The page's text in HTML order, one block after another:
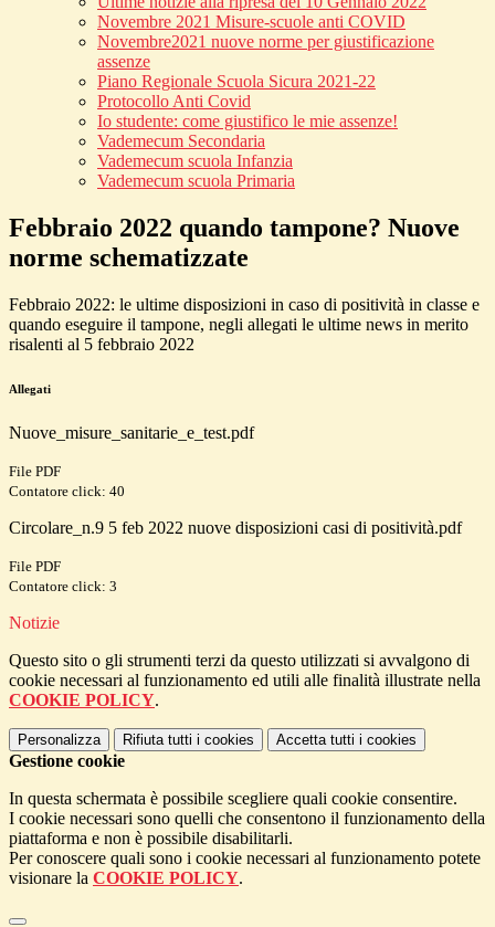
Novembre 2021 Misure-scuole anti COVID
Novembre2021 nuove norme per giustificazione
assenze
Piano Regionale Scuola Sicura 2021-22
Protocollo Anti Covid
Io studente: come giustifico le mie assenze!
Vademecum Secondaria
Vademecum scuola Infanzia
Vademecum scuola Primaria
Febbraio 2022 quando tampone? Nuove
norme schematizzate
Febbraio 2022: le ultime disposizioni in caso di positività in classe e
quando eseguire il tampone, negli allegati le ultime news in merito
risalenti al 5 febbraio 2022
Allegati
Nuove_misure_sanitarie_e_test.pdf
File PDF
Contatore click: 40
Circolare_n.9 5 feb 2022 nuove disposizioni casi di positività.pdf
File PDF
Contatore click: 3
Notizie
Questo sito o gli strumenti terzi da questo utilizzati si avvalgono di
cookie necessari al funzionamento ed utili alle finalità illustrate nella
COOKIE POLICY.
Personalizza Rifiuta tutti i cookies Accetta tutti i cookies
Gestione cookie
In questa schermata è possibile scegliere quali cookie consentire.
I cookie necessari sono quelli che consentono il funzionamento della
piattaforma e non è possibile disabilitarli.
Per conoscere quali sono i cookie necessari al funzionamento potete
visionare la COOKIE POLICY.